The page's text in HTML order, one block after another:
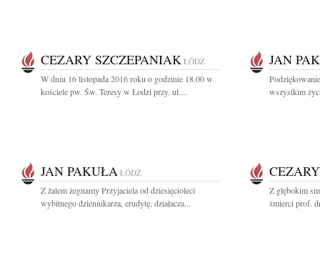
CEZARY SZCZEPANIAK ŁÓDŹ
W dniu 16 listopada 2016 roku o godzinie 18.00 w
kościele pw. Św. Teresy w Łodzi przy. ul....
JAN
wszystkim
JAN PAKUŁA ŁÓDŹ
Z żalem żegnamy Przyjaciela od dziesięcioleci
wybitnego dziennikarza, erudytę, działacza...
Z głębokim
śmierci prof.